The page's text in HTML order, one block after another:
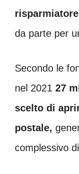
risparmiatore
da parte per
Secondo le
nel 2021 27
scelto di
postale,
complessivo di